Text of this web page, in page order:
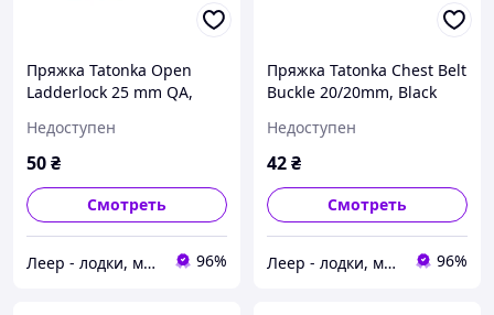
Пряжка Tatonka Open
Ladderlock 25 mm QA,
Пряжка Tatonka Open
Ladderlock 25 mm QA,
Недоступен
50₴
Смотреть
Леер - лодки, моторы, всё для отдыха 96%
Пряжка Tatonka Chest Belt
Buckle 20/20mm, Black
Tatonka Chest Belt Buckle
20/20mm,
Недоступен
42₴
Смотреть
Леер - лодки, моторы, всё для отдыха 96%